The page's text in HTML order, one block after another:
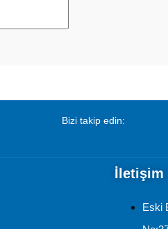
Bizi takip edin:
İletişim
Eski